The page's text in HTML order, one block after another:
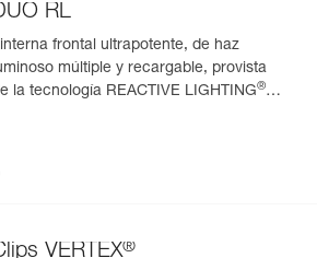
RL
frontal ultrapotente, de haz
múltiple y recargable, provista
la tecnología REACTIVE LIGHTING®.
VERTEX®